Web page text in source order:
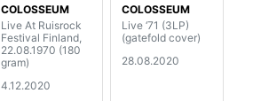
COLOSSEUM
Live At Ruisrock
Festival Finland,
22.08.1970 (180
gram)
4.12.2020
COLOSSEUM
Live ‘71 (3LP)
(gatefold cover)
28.08.2020